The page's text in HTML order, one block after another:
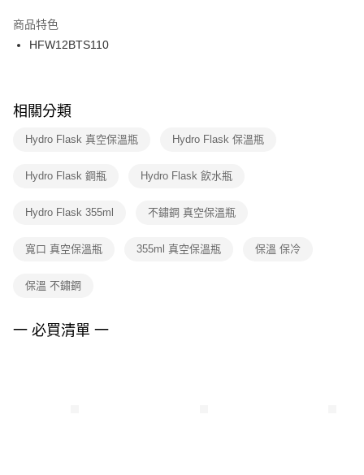
２．訂單成立數日內，您將收到繳費通知簡訊。
３．收到繳費通知簡訊後14天內，點擊此簡訊中的連結，可透過四大超商／
ATM／網路銀行／等多元方式進行付款，方視為交易完成。
※ 交易是否成功請以「AFTEE先享後付 」之結帳頁面顯示為準，若有關於
是否繳費成功／繳費後需取消欲退款等相關疑問，請聯繫「AFTEE先享後付
客戶支援中心」https://netprotections.freshdesk.com/support/home
１．透過由恩沛科技股份有限公司提供之「AFTEE先享後付」服務完成之交
權轉讓予恩沛科技股份有限公司。
３．未成年的使用者請事先徵得法定代理人或監護人之同意方可使用
任。
請求用戶進行身份認證。
５．嚴禁一人註冊多個帳號或使用他人資訊註冊。若發現惡意使用之情形，
付款後門市自取
每筆NT$100，滿NT$1,500(含以上)免運費
商品特色
HFW12BTS110
相關分類
Hydro Flask 真空保溫瓶 Hydro Flask 保溫瓶
Hydro Flask 鋼瓶 Hydro Flask 飲水瓶
Hydro Flask 355ml 不鏽鋼 真空保溫瓶
寬口 真空保溫瓶 355ml 真空保溫瓶 保溫 保冷
保溫 不鏽鋼
一 必買清單 一